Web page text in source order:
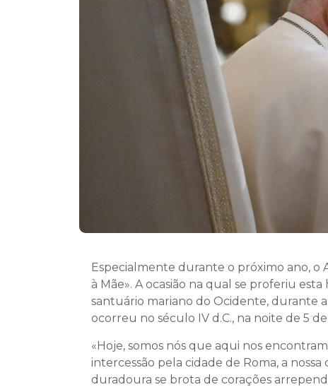
Especialmente durante o próximo ano, o
à Mãe». A ocasião na qual se proferiu
santuário mariano do Ocidente, durante
ocorreu no século IV d.C., na noite de 5
«Hoje, somos nós que aqui nos
intercessão pela cidade de Roma, a
duradoura se brota de corações